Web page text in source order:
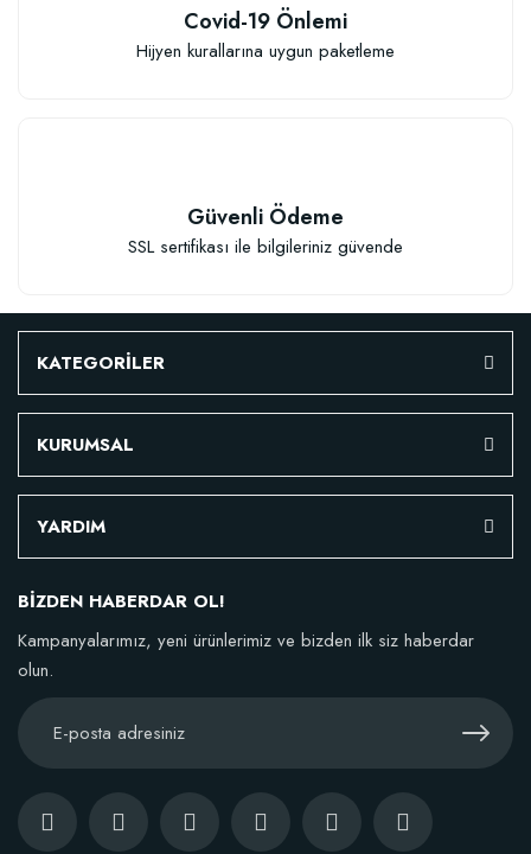
Covid-19 Önlemi
Hijyen kurallarına uygun paketleme
Güvenli Ödeme
SSL sertifikası ile bilgileriniz güvende
KATEGORİLER
KURUMSAL
YARDIM
BİZDEN HABERDAR OL!
Kampanyalarımız, yeni ürünlerimiz ve bizden ilk siz haberdar
olun.